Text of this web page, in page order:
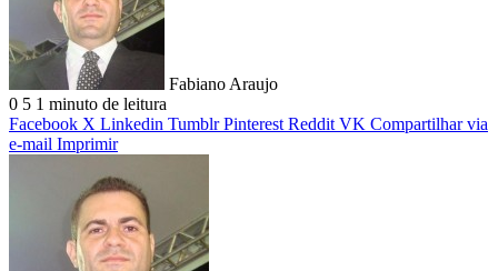
Fabiano Araujo
0 5 1 minuto de leitura
Facebook X Linkedin Tumblr Pinterest Reddit VK Compartilhar via
e-mail Imprimir